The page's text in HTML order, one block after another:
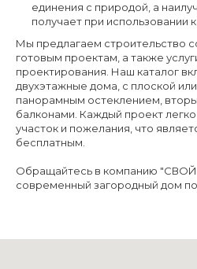
единения с природой, а
получает при использовании
Мы предлагаем строительство
готовым проектам, а также
проектирования. Наш каталог
двухэтажные дома, с плоской
панорамным остеклением,
балконами. Каждый проект
участок и пожелания, что
бесплатным.
Обращайтесь в компанию
современный загородный дом